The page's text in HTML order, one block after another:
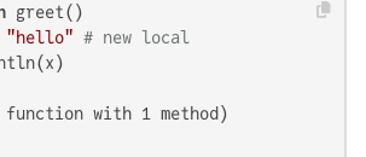
greet()
"hello" # new local
with 1 method)